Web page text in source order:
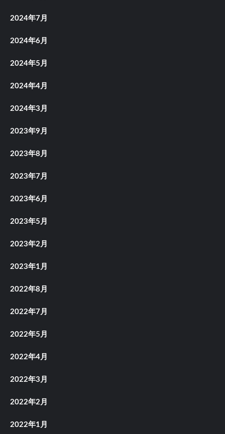
2024年7月
2024年6月
2024年5月
2024年4月
2024年3月
2023年9月
2023年8月
2023年7月
2023年6月
2023年5月
2023年2月
2023年1月
2022年8月
2022年7月
2022年5月
2022年4月
2022年3月
2022年2月
2022年1月